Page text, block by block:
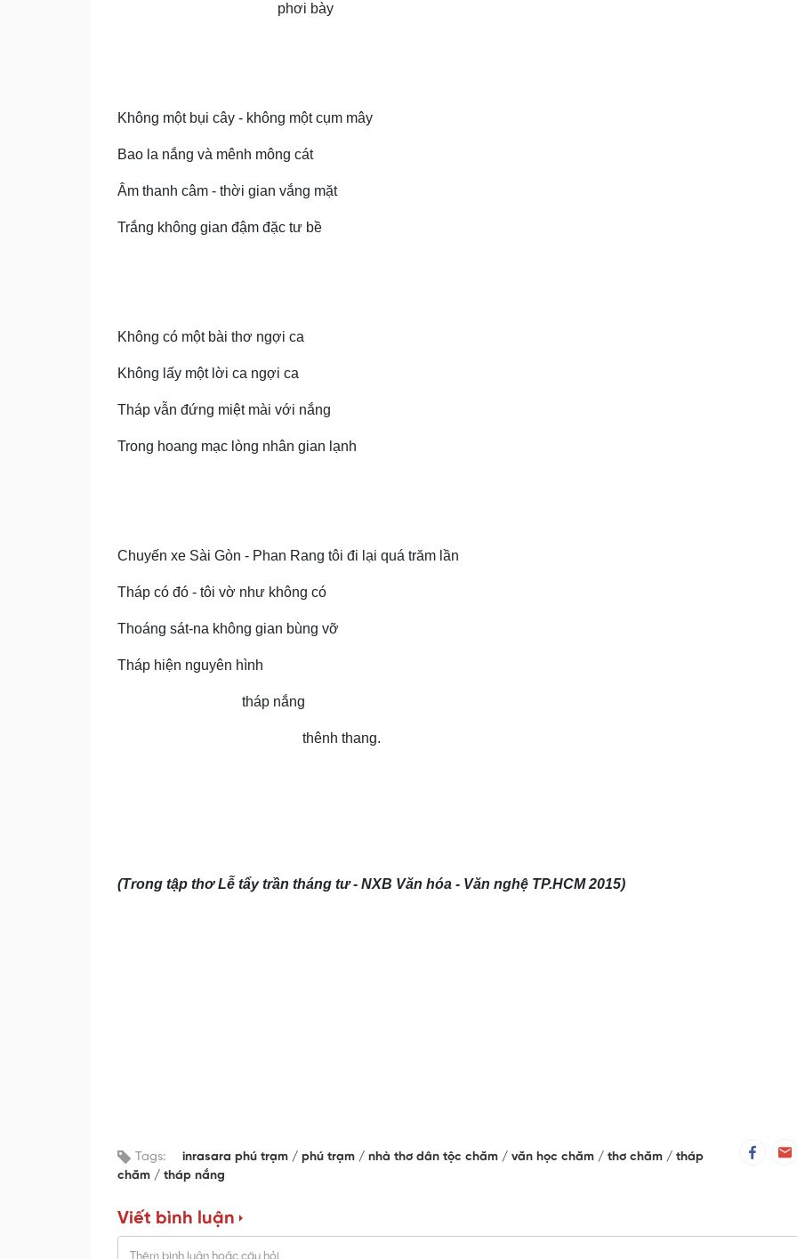
phơi bày
Không một bụi cây - không một cụm mây
Bao la nắng và mênh mông cát
Âm thanh câm - thời gian vắng mặt
Trắng không gian đậm đặc tư bề
Không có một bài thơ ngợi ca
Không lấy một lời ca ngợi ca
Tháp vẫn đứng miệt mài với nắng
Trong hoang mạc lòng nhân gian lạnh
Chuyến xe Sài Gòn - Phan Rang tôi đi lại quá trăm lần
Tháp có đó - tôi vờ như không có
Thoáng sát-na không gian bùng vỡ
Tháp hiện nguyên hình
tháp nắng
thênh thang.
(Trong tập thơ Lễ tẩy trần tháng tư - NXB Văn hóa - Văn nghệ TP.HCM 2015)
Tags: inrasara phú trạm phú trạm nhà thơ dân tộc chăm văn học chăm thơ chăm
tháp
chăm
tháp nắng
Viết bình luận